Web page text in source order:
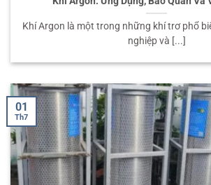
Khí Argon là một trong những khí trơ phổ
nghiệp và [...]
01
Th7